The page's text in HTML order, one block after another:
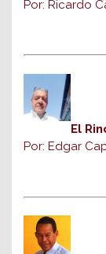
Por: Ricardo
El
Por: Edgar